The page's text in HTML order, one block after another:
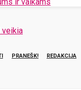
veikia
PRANEŠK! REDAKCIJA